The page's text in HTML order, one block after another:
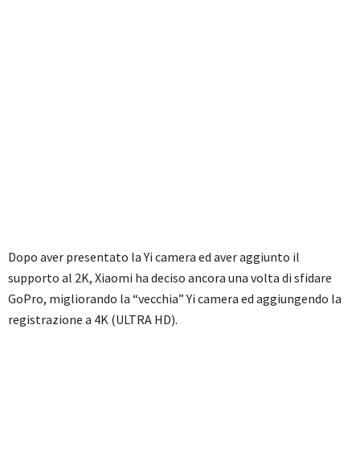
Dopo aver presentato la Yi camera ed aver aggiunto il
supporto al 2K, Xiaomi ha deciso ancora una volta di sfidare
GoPro, migliorando la “vecchia” Yi camera ed aggiungendo la
registrazione a 4K (ULTRA HD).